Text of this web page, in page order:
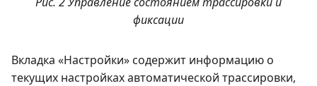
фиксации
Вкладка «Настройки» содержит информацию о
текущих настройках автоматической трассировки,